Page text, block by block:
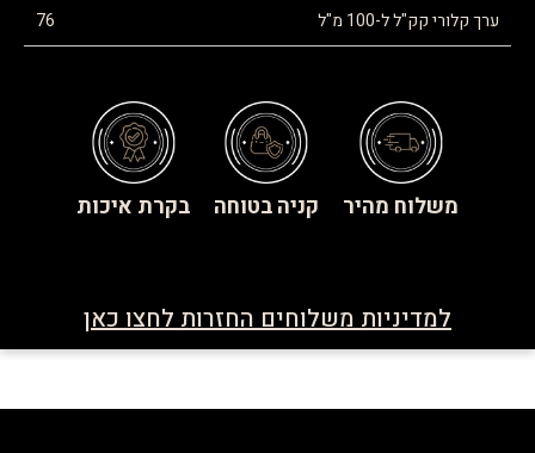
ערך קלורי קק"ל ל-100 מ"ל
76
משלוח מהיר קניה בטוחה בקרת איכות
למדיניות משלוחים החזרות לחצו כאן